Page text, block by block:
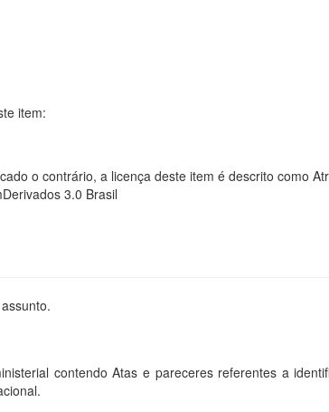
item:
o contrário, a licença deste item é descrito como
3.0 Brasil
contendo Atas e pareceres referentes a